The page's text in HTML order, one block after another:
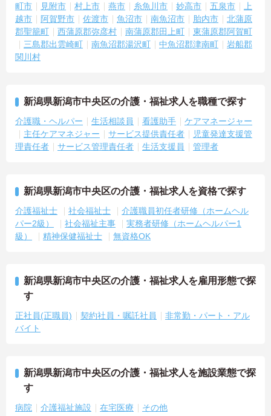
町市 見附市 村上市 燕市 糸魚川市 妙高市 五泉市
上
越市
阿賀野市 佐渡市 魚沼市 南魚沼市 胎内市
北蒲原
郡聖籠町
西蒲原郡弥彦村 南蒲原郡田上町
東蒲原郡阿賀町
三島郡出雲崎町
南魚沼郡湯沢町 中魚沼郡津南町
岩船郡
関川村
新潟県新潟市中央区の介護・福祉求人を職種で探す
介護職・ヘルパー 生活相談員 看護助手
ケアマネージャー
主任ケアマネジャー
サービス提供責任者
児童発達支援管
理責任者
サービス管理責任者 生活支援員 管理者
新潟県新潟市中央区の介護・福祉求人を資格で探す
介護福祉士 社会福祉士
介護職員初任者研修（ホームヘル
パー2級）
社会福祉主事
実務者研修（ホームヘルパー1
級）
精神保健福祉士 無資格OK
新潟県新潟市中央区の介護・福祉求人を雇用形態で探
す
正社員(正職員) 契約社員・嘱託社員
非常勤・パート・アル
バイト
新潟県新潟市中央区の介護・福祉求人を施設業態で探
す
病院 介護福祉施設 在宅医療 その他